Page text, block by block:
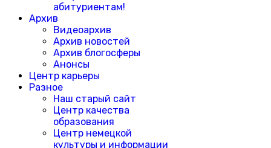
абитуриентам!
Архив
Видеоархив
Архив новостей
Архив блогосферы
Анонсы
Центр карьеры
Разное
Наш старый сайт
Центр качества
образования
Центр немецкой
культуры и информации